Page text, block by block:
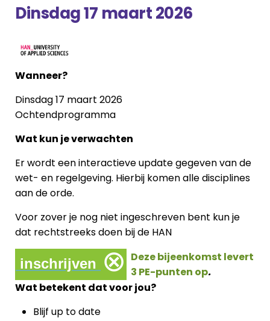
Dinsdag 17 maart 2026
Wanneer?
Dinsdag 17 maart 2026
Ochtendprogramma
Wat kun je verwachten
Er wordt een interactieve update gegeven van de
wet- en regelgeving. Hierbij komen alle disciplines
aan de orde.
Voor zover je nog niet ingeschreven bent kun je
dat rechtstreeks doen bij de HAN
inschrijven ⊗ Deze bijeenkomst levert
3 PE-punten op.
Wat betekent dat voor jou?
Blijf up to date